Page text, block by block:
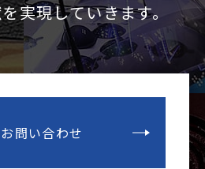
実現していきます。
お問い合わせ